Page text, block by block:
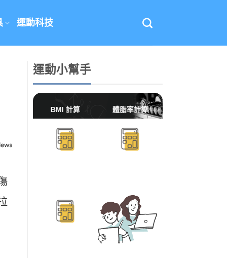
運動科技
運動小幫手
BMI 計算 體脂率計算